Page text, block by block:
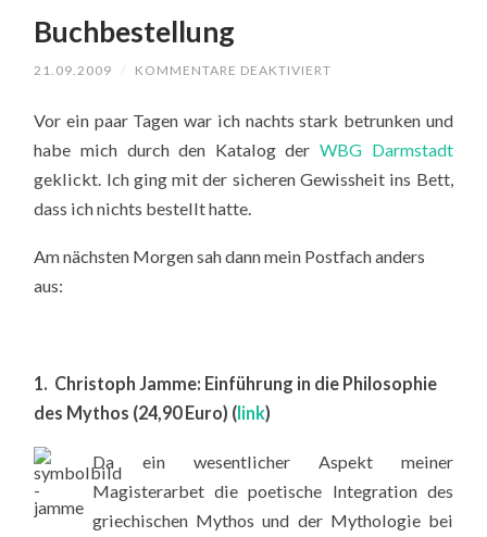
Buchbestellung
21.09.2009 / KOMMENTARE DEAKTIVIERT
Vor ein paar Tagen war ich nachts stark betrunken und
habe mich durch den Katalog der WBG Darmstadt
geklickt. Ich ging mit der sicheren Gewissheit ins Bett,
dass ich nichts bestellt hatte.
Am nächsten Morgen sah dann mein Postfach anders
aus:
1. Christoph Jamme: Einführung in die Philosophie
des Mythos (24,90 Euro) (link)
Da ein wesentlicher Aspekt meiner
Magisterarbet die poetische Integration des
griechischen Mythos und der Mythologie bei